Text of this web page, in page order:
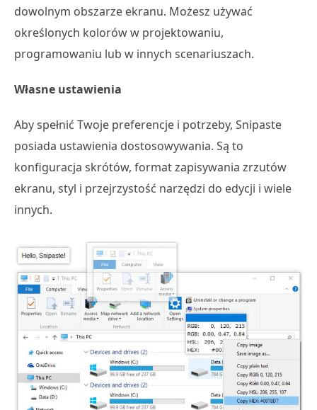
dowolnym obszarze ekranu. Możesz używać
określonych kolorów w projektowaniu,
programowaniu lub w innych scenariuszach.
Własne ustawienia
Aby spełnić Twoje preferencje i potrzeby, Snipaste
posiada ustawienia dostosowywania. Są to
konfiguracja skrótów, format zapisywania zrzutów
ekranu, styl i przejrzystość narzędzi do edycji i wiele
innych.